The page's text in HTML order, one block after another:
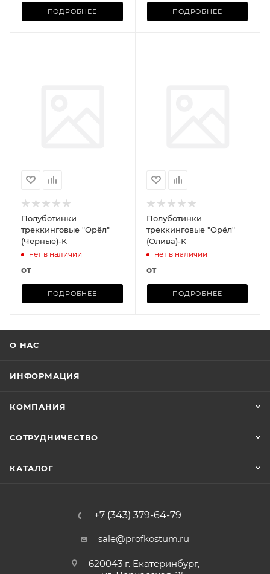
ПОДРОБНЕЕ ПОДРОБНЕЕ
Полуботинки
треккинговые "Орёл"
(Черные)-К
нет в наличии
от
ПОДРОБНЕЕ
Полуботинки
треккинговые "Орёл"
(Олива)-К
нет в наличии
от
ПОДРОБНЕЕ
О НАС
ИНФОРМАЦИЯ
КОМПАНИЯ
СОТРУДНИЧЕСТВО
КАТАЛОГ
+7 (343) 379-64-79
sale@profkostum.ru
620043 г. Екатеринбург,